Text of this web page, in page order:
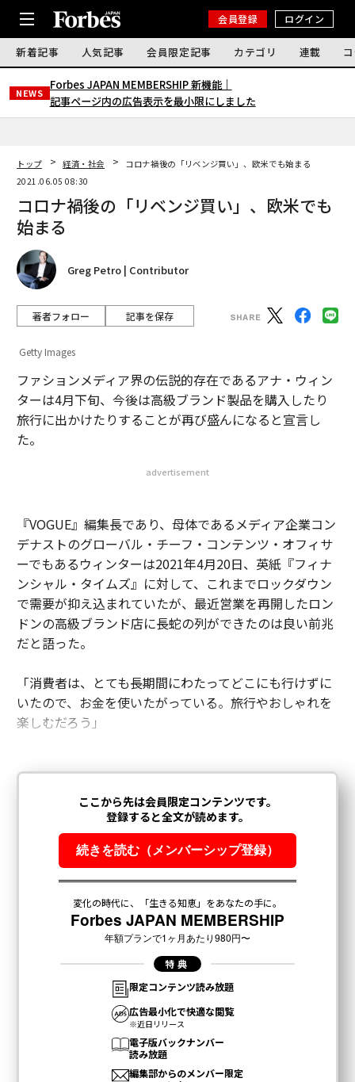
会員登録 ログイン
新着記事 人気記事 会員限定記事 カテゴリ 連載
NEWS
Forbes JAPAN MEMBERSHIP 新機能｜
記事ページ内の広告表示を最小限にしました
トップ 経済・社会
コロナ禍後の「リベンジ買い」、欧米でも始まる
2021.06.05 08:30
コロナ禍後の「リベンジ買い」、欧米でも
始まる
Greg Petro | Contributor
著者フォロー 記事を保存
Getty Images
ファションメディア界の伝説的存在であるアナ・ウィン
ターは4月下旬、今後は高級ブランド製品を購入したり
旅行に出かけたりすることが再び盛んになると宣言し
た。
advertisement
『VOGUE』編集長であり、母体であるメディア企業コン
デナストのグローバル・チーフ・コンテンツ・オフィサ
ーでもあるウィンターは2021年4月20日、英紙『フィナ
ンシャル・タイムズ』に対して、これまでロックダウン
で需要が抑え込まれていたが、最近営業を再開したロン
ドンの高級ブランド店に長蛇の列ができたのは良い前兆
だと語った。
「消費者は、とても長期間にわたってどこにも行けずに
いたので、お金を使いたがっている。旅行やおしゃれを
楽しむだろう」